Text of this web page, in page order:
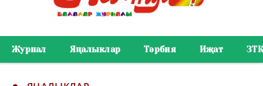
Журнал Яңалыклар Тәрбия Иҗат ЗТК